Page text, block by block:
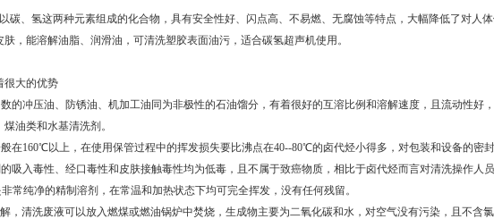
、氢这两种元素组成的化合物，具有安全性好、闪点高、不易燃、无腐蚀等特点，大幅降低了对人
，能溶解油脂、润滑油，可清洗塑胶表面油污，适合碳氢超声机使用。
很大的优势
的冲压油、防锈油、机加工油同为非极性的石油馏分，有着很好的互溶比例和溶解速度，且流动性好
油类和水基清洗剂。
在160℃以上，在使用保管过程中的挥发损失要比沸点在40--80℃的卤代烃小得多，对包装和设备的密封
吸入毒性、经口毒性和皮肤接触毒性均为低毒，且不属于致癌物质，相比于卤代烃而言对清洗操作人员
常纯净的精制溶剂，在常温和加热状态下均可完全挥发，没有任何残留。
，清洗废液可以放入燃煤或燃油锅炉中焚烧，生成物主要为二氧化碳和水，对空气没有污染，且不含氯